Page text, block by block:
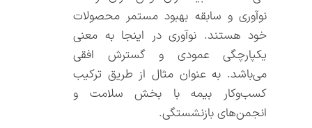
نوآوری و سابقه بهبود مستمر محصولات
خود هستند. نوآوری در اینجا به معنی
یکپارچگی عمودی و گسترش افقی
می‌باشد. به عنوان مثال از طریق ترکیب
کسب‌وکار بیمه با بخش سلامت و
انجمن‌های بازنشستگی.